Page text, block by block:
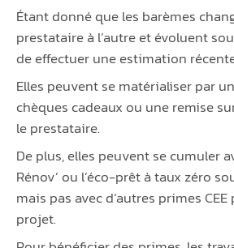
Étant donné que les barèmes
prestataire à l’autre et évoluent
de effectuer une estimation
Elles peuvent se matérialiser par
chèques cadeaux ou une remise
le prestataire.
De plus, elles peuvent se cumuler
Rénov’ ou l’éco-prêt à taux zéro
mais pas avec d’autres primes
projet.